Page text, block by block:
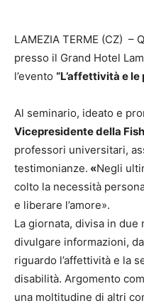
LAMEZIA TERME (CZ) –
presso il Grand Hotel
l’evento “L’affettività e
Al seminario, ideato e
Vicepresidente della
professori universitari,
testimonianze. «Negli
colto la necessità
e liberare l’amore».
La giornata, divisa in due
divulgare informazioni,
riguardo l’affettività e la
disabilità. Argomento
una moltitudine di altri